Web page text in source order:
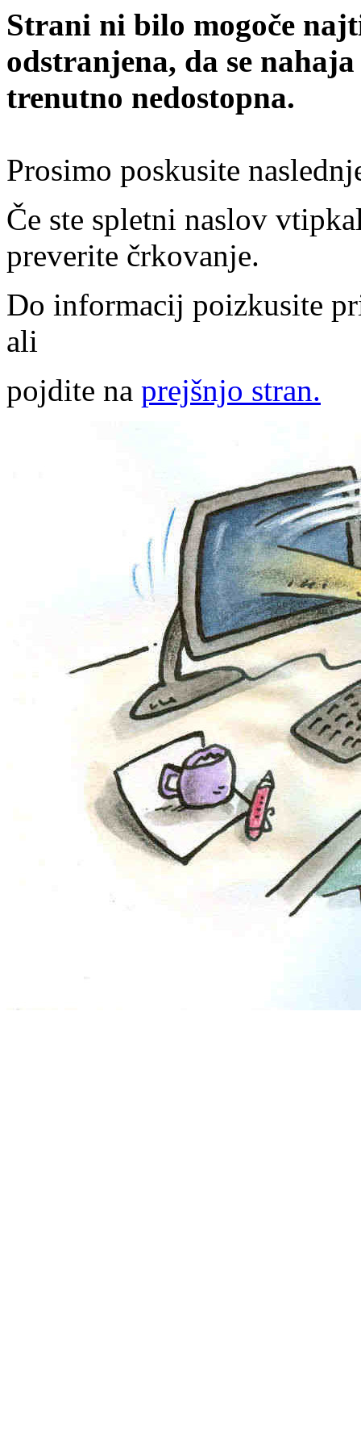
Strani ni bilo mogoče
odstranjena, da se
trenutno nedostopna.
Prosimo poskusite
Če ste spletni naslov
preverite črkovanje.
Do informacij poizkusite
ali
pojdite na prejšnjo stran.